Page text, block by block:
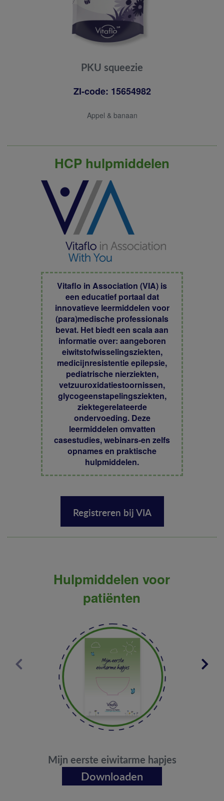
PKU squeezie
ZI-code: 15654982
Appel & banaan
HCP hulpmiddelen
Vitaflo in Association (VIA) is
een educatief portaal dat
innovatieve leermiddelen voor
(para)medische professionals
bevat. Het biedt een scala aan
informatie over: aangeboren
eiwitstofwisselingsziekten,
medicijnresistentie epilepsie,
pediatrische nierziekten,
vetzuuroxidatiestoornissen,
glycogeenstapelingsziekten,
ziektegerelateerde
ondervoeding. Deze
leermiddelen omvatten
casestudies, webinars-en zelfs
opnames en praktische
hulpmiddelen.
Registreren bij VIA
Hulpmiddelen voor
patiënten
Mijn eerste eiwitarme hapjes
Downloaden